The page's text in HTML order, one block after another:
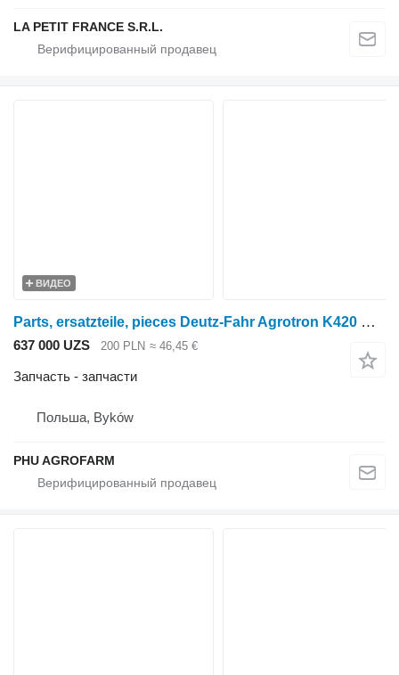
LA PETIT FRANCE S.R.L.
ВИДЕО
Parts, ersatzteile, pieces Deutz-Fahr Agrotron K420 K410 K430 parts, ersatzteile, pieces для трактора колесного Deutz-Fahr Agrotron K420 K410 K430
637 000 UZS 200 PLN ≈ 46,45 €
Запчасть - запчасти
Польша, Byków
PHU AGROFARM